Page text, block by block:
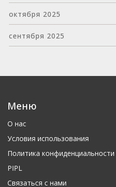
октября 2025
сентября 2025
Меню
О нас
Условия использования
Политика конфиденциальности
PIPL
Связаться с нами